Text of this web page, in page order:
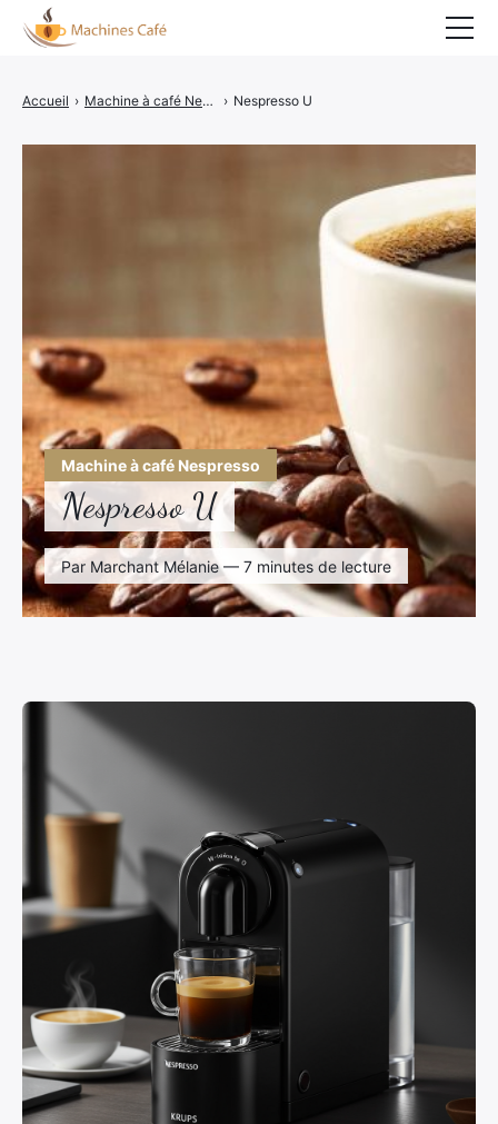
Machine à café Nespresso
Nespresso U
Par Marchant Mélanie — 7 minutes de lecture
Accueil › Machine à café Nespresso › Nespresso U
Cafetière Italienne
Détartrage cafetière
Blog café